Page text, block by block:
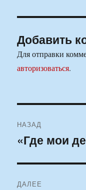
Добавить
Для отправки
авторизоваться.
по
НАЗАД
Предыдущая
«Где мои
ДАЛЕЕ